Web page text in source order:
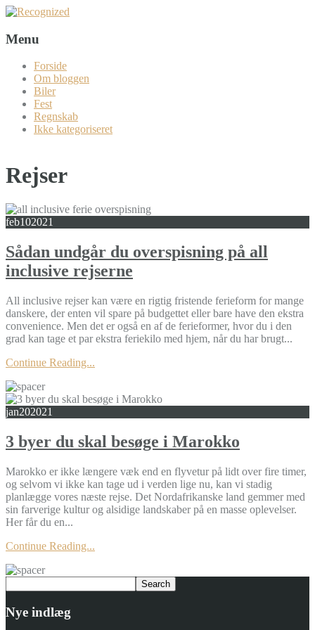
Menu
Forside
Om bloggen
Biler
Fest
Regnskab
Ikke kategoriseret
Rejser
feb102021
Sådan undgår du overspisning på all
inclusive rejserne
All inclusive rejser kan være en rigtig fristende ferieform for mange
danskere, der enten vil spare på budgettet eller bare have den ekstra
convenience. Men det er også en af de ferieformer, hvor du i den
grad kan tage et par ekstra feriekilo med hjem, når du har brugt...
Continue Reading...
jan202021
3 byer du skal besøge i Marokko
Marokko er ikke længere væk end en flyvetur på lidt over fire timer,
og selvom vi ikke kan tage ud i verden lige nu, kan vi stadig
planlægge vores næste rejse. Det Nordafrikanske land gemmer med
sin farverige kultur og alsidige landskaber på en masse oplevelser.
Her får du en...
Continue Reading...
Nye indlæg